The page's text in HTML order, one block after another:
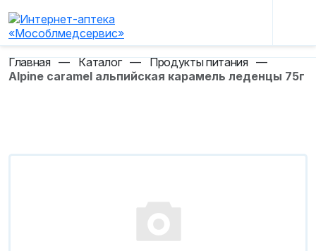
Главная — Каталог — Продукты питания —
Alpine caramel альпийская карамель леденцы 75г